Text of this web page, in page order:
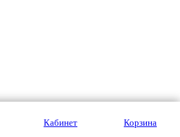
Кабинет Корзина